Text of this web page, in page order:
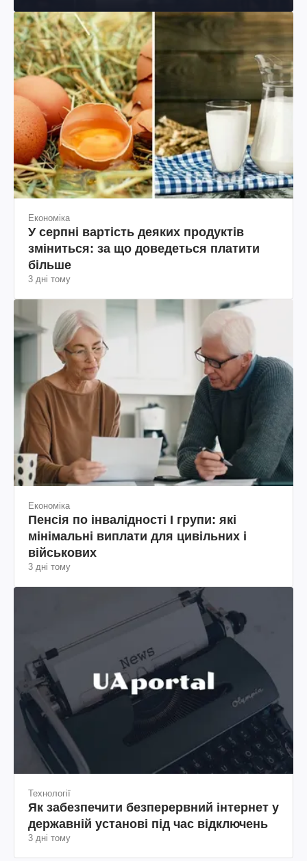
Економіка
У серпні вартість деяких продуктів
зміниться: за що доведеться платити
більше
3 дні тому
Економіка
Пенсія по інвалідності I групи: які
мінімальні виплати для цивільних і
військових
3 дні тому
Технології
Як забезпечити безперервний інтернет у
державній установі під час відключень
3 дні тому